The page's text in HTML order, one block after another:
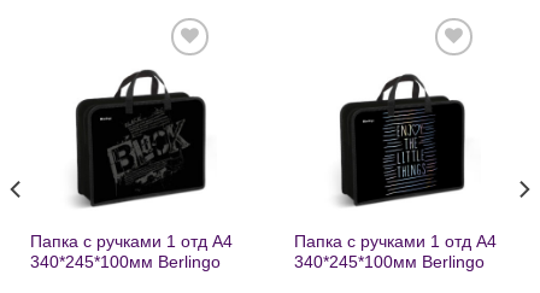
Добавить
в список
желаний
Папка с ручками 1 отд А4
340*245*100мм Berlingo
Добавить
в список
желаний
Папка с ручками 1 отд А4
340*245*100мм Berlingo